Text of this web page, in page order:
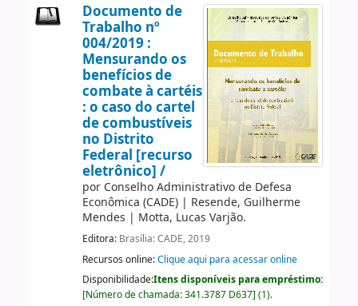
Documento de
Trabalho nº
004/2019 :
Mensurando os
benefícios de
combate à cartéis
: o caso do cartel
de combustíveis
no Distrito
Federal [recurso
eletrônico] /
por Conselho Administrativo de Defesa
Econômica (CADE)| Resende, Guilherme
Mendes | Motta, Lucas Varjão.
Editora: Brasília: CADE, 2019
Recursos online:Clique aqui para acessar online
Disponibilidade:Itens disponíveis para empréstimo:
[Número de chamada:341.3787 D637] (1).